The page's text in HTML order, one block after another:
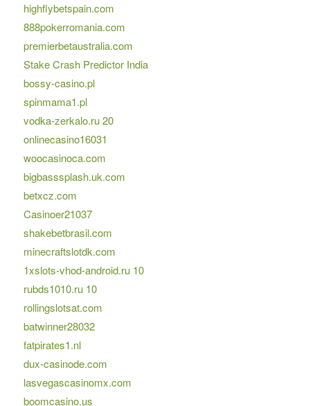
highflybetspain.com
888pokerromania.com
premierbetaustralia.com
Stake Crash Predictor India
bossy-casino.pl
spinmama1.pl
vodka-zerkalo.ru 20
onlinecasino16031
woocasinoca.com
bigbasssplash.uk.com
betxcz.com
Casinoer21037
shakebetbrasil.com
minecraftslotdk.com
1xslots-vhod-android.ru 10
rubds1010.ru 10
rollingslotsat.com
batwinner28032
fatpirates1.nl
dux-casinode.com
lasvegascasinomx.com
boomcasino.us